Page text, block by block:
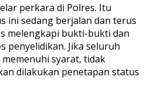
perkara di Polres. Itu
ini sedang berjalan dan terus
melengkapi bukti-bukti dan
penyelidikan. Jika seluruh
syarat, tidak
dilakukan penetapan status